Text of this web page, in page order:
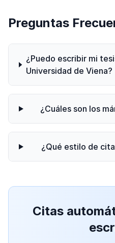
Preguntas
¿Puedo escribir mi
Universidad de Viena?
¿Cuáles son los
¿Qué estilo de
Citas